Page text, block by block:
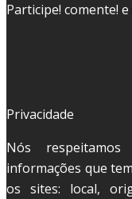
Participe! comente!
Privacidade
Nós
informações que
os sites: local,